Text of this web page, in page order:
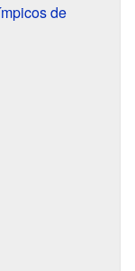
de